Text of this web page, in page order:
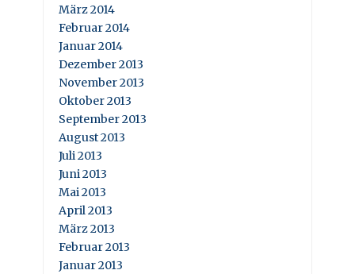
März 2014
Februar 2014
Januar 2014
Dezember 2013
November 2013
Oktober 2013
September 2013
August 2013
Juli 2013
Juni 2013
Mai 2013
April 2013
März 2013
Februar 2013
Januar 2013